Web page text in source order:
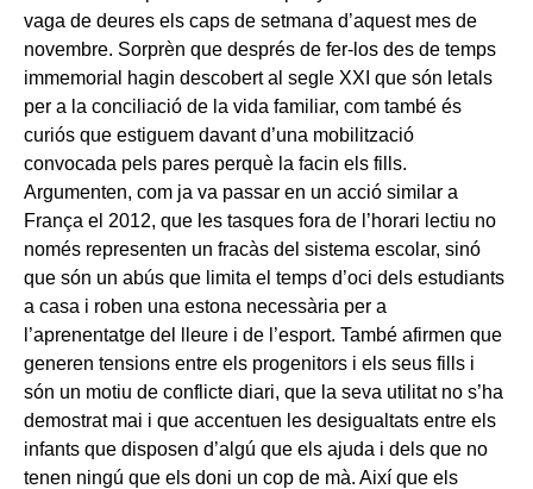
vaga de deures els caps de setmana d’aquest mes de
novembre. Sorprèn que després de fer-los des de temps
immemorial hagin descobert al segle XXI que són letals
per a la conciliació de la vida familiar, com també és
curiós que estiguem davant d’una mobilització
convocada pels pares perquè la facin els fills.
Argumenten, com ja va passar en un acció similar a
França el 2012, que les tasques fora de l’horari lectiu no
només representen un fracàs del sistema escolar, sinó
que són un abús que limita el temps d’oci dels estudiants
a casa i roben una estona necessària per a
l’aprenentatge del lleure i de l’esport. També afirmen que
generen tensions entre els progenitors i els seus fills i
són un motiu de conflicte diari, que la seva utilitat no s’ha
demostrat mai i que accentuen les desigualtats entre els
infants que disposen d’algú que els ajuda i dels que no
tenen ningú que els doni un cop de mà. Així que els